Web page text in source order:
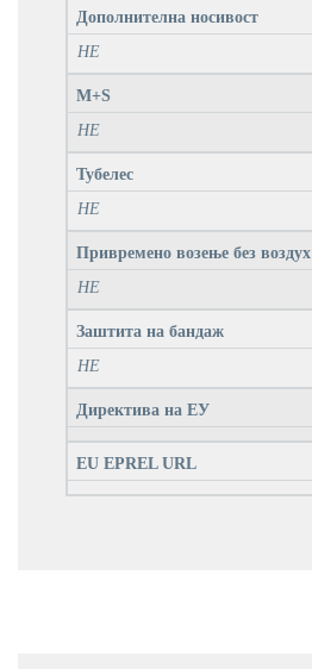
Дополнителна носивост
НЕ
M+S
НЕ
Тубелес
НЕ
Привремено возење без воздух
НЕ
Заштита на бандаж
НЕ
Директива на ЕУ
EU EPREL URL